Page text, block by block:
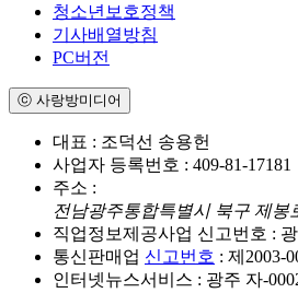
청소년보호정책
기사배열방침
PC버전
ⓒ 사랑방미디어
대표 : 조덕선 송용헌
사업자 등록번호 : 409-81-17181
주소 :
전남광주통합특별시 북구 제봉
직업정보제공사업 신고번호 :
통신판매업 신고번호 : 제2003-
인터넷뉴스서비스 : 광주 자-